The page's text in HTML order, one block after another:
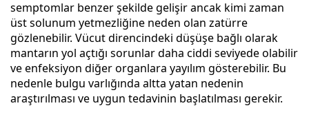
semptomlar benzer şekilde gelişir ancak kimi zaman
üst solunum yetmezliğine neden olan zatürre
gözlenebilir. Vücut direncindeki düşüşe bağlı olarak
mantarın yol açtığı sorunlar daha ciddi seviyede olabilir
ve enfeksiyon diğer organlara yayılım gösterebilir. Bu
nedenle bulgu varlığında altta yatan nedenin
araştırılması ve uygun tedavinin başlatılması gerekir.